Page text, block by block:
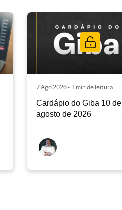
7 Ago 2026 • 1 min de leitura
Cardápio do Giba 10 de
agosto de 2026